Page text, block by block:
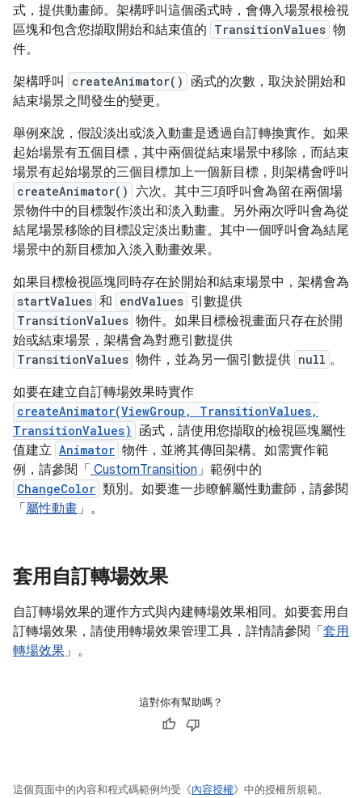
式，提供動畫師。架構呼叫這個函式時，會傳入場景根檢視
區塊和包含您擷取開始和結束值的 TransitionValues 物
件。
架構呼叫
createAnimator()
函式的次數，取決於開始和
結束場景之間發生的變更。
舉例來說，假設淡出或淡入動畫是透過自訂轉換實作。如果
起始場景有五個目標，其中兩個從結束場景中移除，而結束
場景有起始場景的三個目標加上一個新目標，則架構會呼叫
createAnimator() 六次。其中三項呼叫會為留在兩個場
景物件中的目標製作淡出和淡入動畫。另外兩次呼叫會為從
結尾場景移除的目標設定淡出動畫。其中一個呼叫會為結尾
場景中的新目標加入淡入動畫效果。
如果目標檢視區塊同時存在於開始和結束場景中，架構會為
startValues 和 endValues 引數提供
TransitionValues 物件。如果目標檢視畫面只存在於開
始或結束場景，架構會為對應引數提供
TransitionValues 物件，並為另一個引數提供 null 。
如要在建立自訂轉場效果時實作
createAnimator(ViewGroup, TransitionValues,
TransitionValues)
函式，請使用您擷取的檢視區塊屬性
值建立 Animator 物件，並將其傳回架構。如需實作範
例，請參閱「 CustomTransition」範例中的
ChangeColor 類別。如要進一步瞭解屬性動畫師，請參閱
「 屬性動畫」。
套用自訂轉場效果
自訂轉場效果的運作方式與內建轉場效果相同。如要套用自
訂轉場效果，請使用轉場效果管理工具，詳情請參閱「 套用
轉場效果」。
這對你有幫助嗎？
這個頁面中的內容和程式碼範例均受《內容授權》中的授權所規範。